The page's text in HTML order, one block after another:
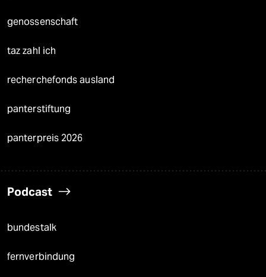
genossenschaft
taz zahl ich
recherchefonds ausland
panterstiftung
panterpreis 2026
Podcast
bundestalk
fernverbindung